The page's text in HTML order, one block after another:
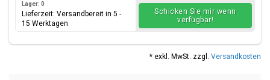
Lager: 0
Lieferzeit: Versandbereit in 5 -
15 Werktagen
Schicken Sie mir wenn
verfügbar!
* exkl. MwSt. zzgl. Versandkosten